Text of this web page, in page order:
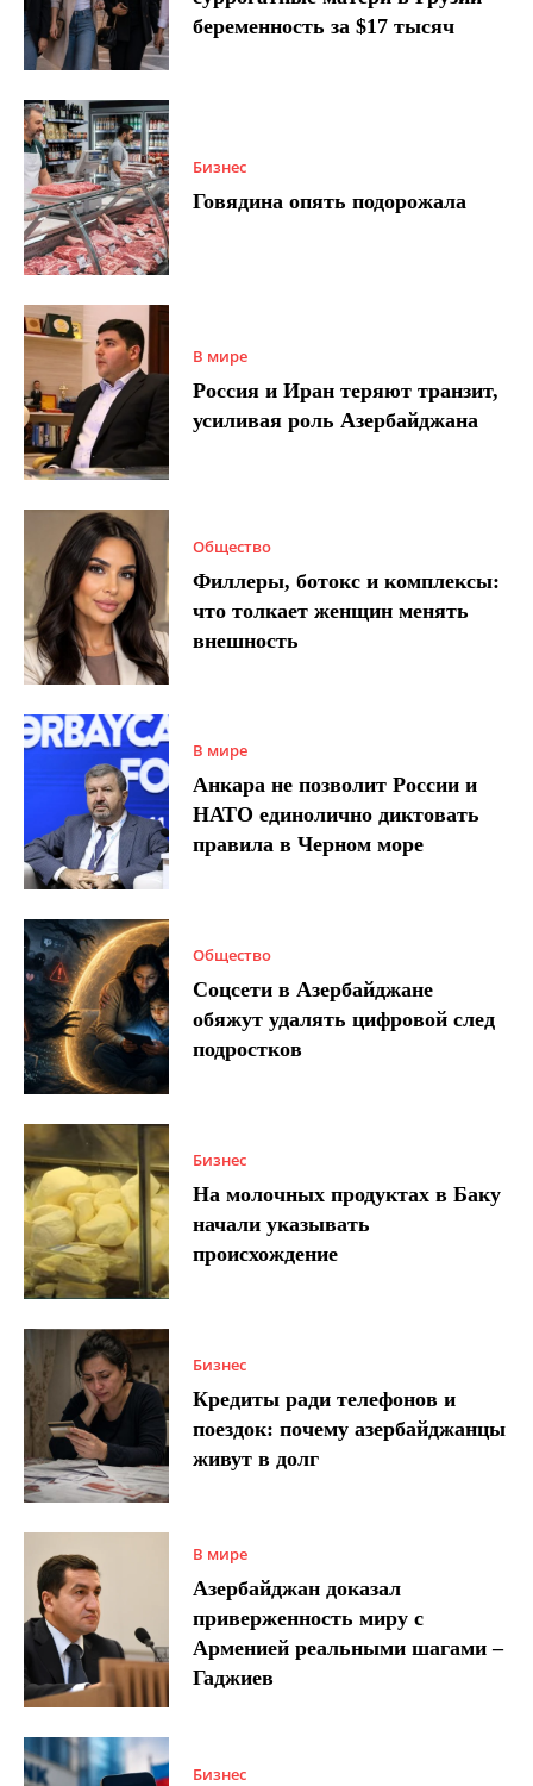
беременность за $17 тысяч
Бизнес
Говядина опять подорожала
В мире
Россия и Иран теряют транзит,
усиливая роль Азербайджана
Общество
Филлеры, ботокс и комплексы:
что толкает женщин менять
внешность
В мире
Анкара не позволит России и
НАТО единолично диктовать
правила в Черном море
Общество
Соцсети в Азербайджане
обяжут удалять цифровой след
подростков
Бизнес
На молочных продуктах в Баку
начали указывать
происхождение
Бизнес
Кредиты ради телефонов и
поездок: почему азербайджанцы
живут в долг
В мире
Азербайджан доказал
приверженность миру с
Арменией реальными шагами –
Гаджиев
Бизнес